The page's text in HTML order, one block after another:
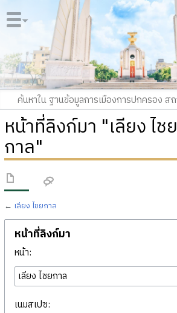
หน้าที่ลิงก์มา "เลียง ไชย
กาล"
← เลียง ไชยกาล
หน้าที่ลิงก์มา
หน้า:
เนมสเปซ: